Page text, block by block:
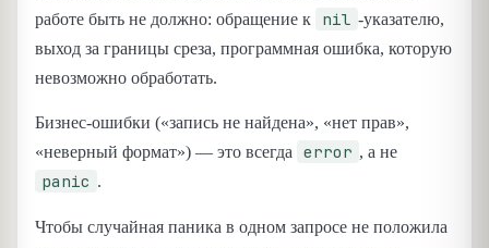
работе быть не должно: обращение к
nil -указателю,
выход за границы среза, программная ошибка, которую
невозможно обработать.
Бизнес-ошибки («запись не найдена», «нет прав»,
«неверный формат») — это всегда
error , а не
panic .
Чтобы случайная паника в одном запросе не положила